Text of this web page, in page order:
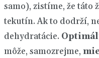
samo), zistíme, že táto
tekutín. Ak to dodrží,
dehydratácie.
môže, samozrejme,